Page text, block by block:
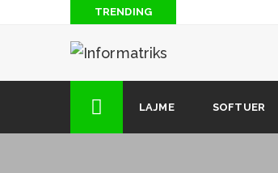
TRENDING
Shqyrtim rreth shfletuesit më të ri
Dhjetë gjërat që nuk i dinit për
Si të hapim Facebook me foto në
LAJME SOFTUER